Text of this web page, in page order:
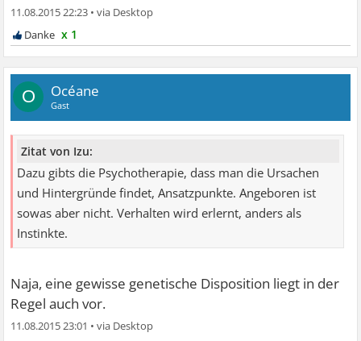
11.08.2015 22:23 •
x 1
O Océane
Gast
Zitat von Izu:
Dazu gibts die Psychotherapie, dass man die Ursachen
und Hintergründe findet, Ansatzpunkte. Angeboren ist
sowas aber nicht. Verhalten wird erlernt, anders als
Instinkte.
Naja, eine gewisse genetische Disposition liegt in der
Regel auch vor.
11.08.2015 23:01 •